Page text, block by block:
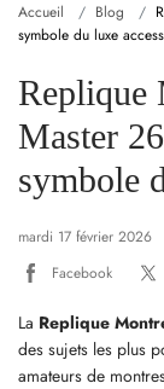
Accueil Blog
symbole du luxe
Replique
Master
symbole
mardi 17 février 2026
Facebook
La Replique
des sujets les plus
amateurs de